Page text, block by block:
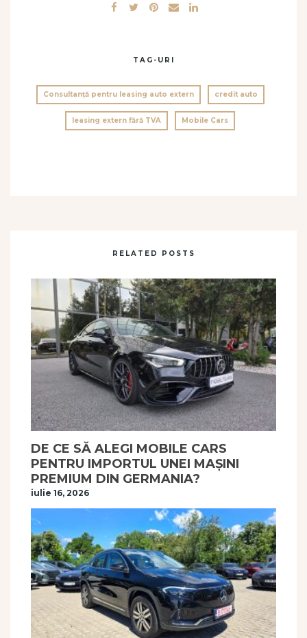
TAG-URI
Consultanță pentru leasing auto extern credit auto
leasing extern fără TVA Mobile Cars
RELATED POSTS
DE CE SĂ ALEGI MOBILE CARS
PENTRU IMPORTUL UNEI MAȘINI
PREMIUM DIN GERMANIA?
iulie 16, 2026